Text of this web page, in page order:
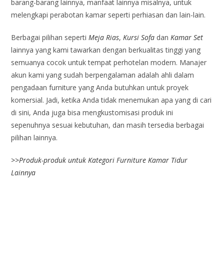
barang-barang lainnya, manfaat lainnya misalnya, untuk
melengkapi perabotan kamar seperti perhiasan dan lain-lain.
Berbagai pilihan seperti Meja Rias, Kursi Sofa dan Kamar Set
lainnya yang kami tawarkan dengan berkualitas tinggi yang
semuanya cocok untuk tempat perhotelan modern. Manajer
akun kami yang sudah berpengalaman adalah ahli dalam
pengadaan furniture yang Anda butuhkan untuk proyek
komersial. Jadi, ketika Anda tidak menemukan apa yang di cari
di sini, Anda juga bisa mengkustomisasi produk ini
sepenuhnya sesuai kebutuhan, dan masih tersedia berbagai
pilihan lainnya.
>>Produk-produk untuk Kategori Furniture Kamar Tidur
Lainnya